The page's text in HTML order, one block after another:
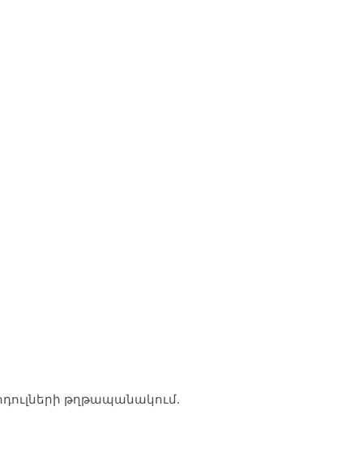
թղթապանակում.